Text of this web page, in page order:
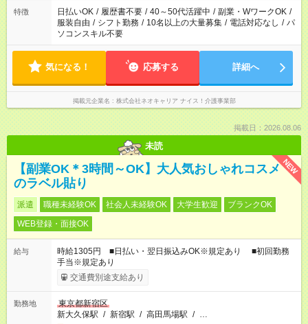
特徴 日払いOK / 履歴書不要 / 40～50代活躍中 / 副業・WワークOK /
服装自由 / シフト勤務 / 10名以上の大量募集 / 電話対応なし / パ
ソコンスキル不要
気になる！ 応募する 詳細へ
掲載元企業名 株式会社ネオキャリア ナイス！介護事業部
掲載日：2026.08.06
未読
NEW
【副業OK＊3時間～OK】大人気おしゃれコスメ
のラベル貼り
派遣 職種未経験OK 社会人未経験OK 大学生歓迎
ブランクOK
WEB登録・面接OK
給与
時給1305円 ■日払い・翌日振込みOK※規定あり ■初回勤務
手当※規定あり
交通費別途支給あり
勤務地
東京都新宿区
新大久保駅 / 新宿駅 / 高田馬場駅 / …